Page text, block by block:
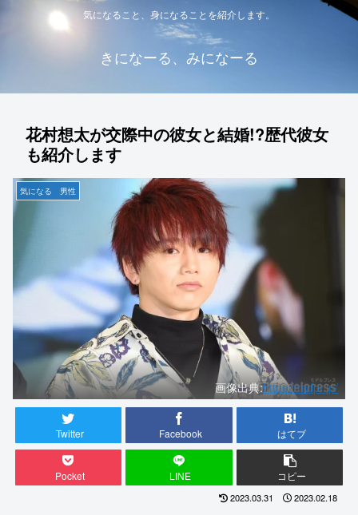
気になること、身になることを紹介します。
きになーる、みになーる
花村想太が交際中の彼女と結婚!?歴代彼女
も紹介します
気になる 男性
画像出典:https://mdpr.jp/
Twitter Facebook はてブ
Pocket LINE コピー
2023.03.31 2023.02.18